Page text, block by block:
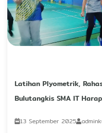
Latihan Plyometrik,
Bulutangkis SMA IT
13 September 2025